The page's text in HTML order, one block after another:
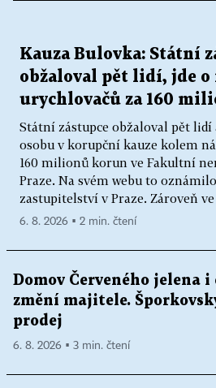
Kauza Bulovka: Státní
obžaloval pět lidí, jde o
urychlovačů za 160
Státní zástupce obžaloval pět
osobu v korupční kauze kolem
160 milionů korun ve Fakultní
Praze. Na svém webu to
zastupitelství v Praze. Zároveň
6. 8. 2026 ▪ 2 min. čtení
Domov Červeného
změní majitele.
prodej
6. 8. 2026 ▪ 3 min. čtení